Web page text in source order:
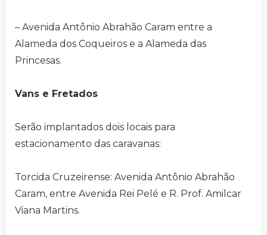
– Avenida Antônio Abrahão Caram entre a
Alameda dos Coqueiros e a Alameda das
Princesas.
Vans e Fretados
Serão implantados dois locais para
estacionamento das caravanas:
Torcida Cruzeirense: Avenida Antônio Abrahão
Caram, entre Avenida Rei Pelé e R. Prof. Amilcar
Viana Martins.